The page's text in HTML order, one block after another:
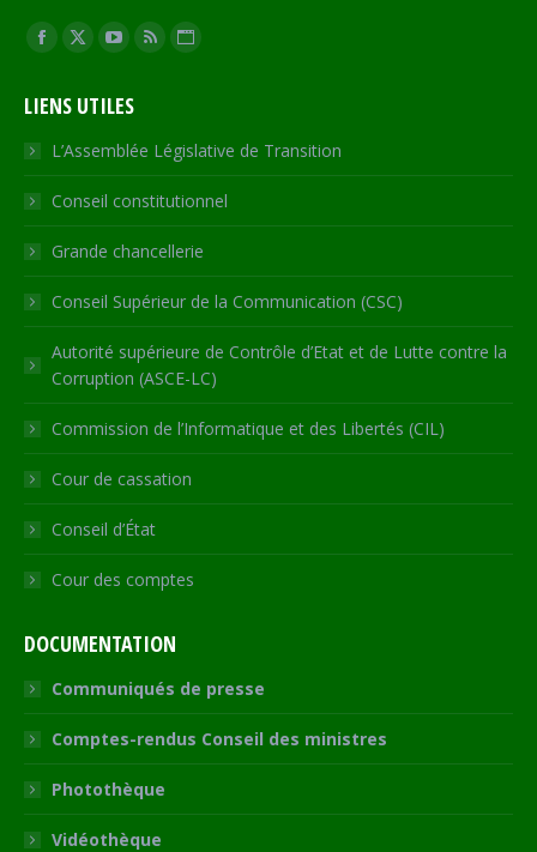
Trouvez nous sur :
Facebook
opens
in
new
window
X
opens
in
new
window
YouTube
opens
in
new
window
RSS
in
new
window
Site
opens
in
new
LIENS UTILES
L’Assemblée Législative de Transition
Conseil constitutionnel
Grande chancellerie
Conseil Supérieur de la Communication (CSC)
Autorité supérieure de Contrôle d’Etat et de Lutte contre la
Corruption (ASCE-LC)
Commission de l’Informatique et des Libertés (CIL)
Cour de cassation
Conseil d’État
Cour des comptes
DOCUMENTATION
Communiqués de presse
Comptes-rendus Conseil des ministres
Photothèque
Vidéothèque